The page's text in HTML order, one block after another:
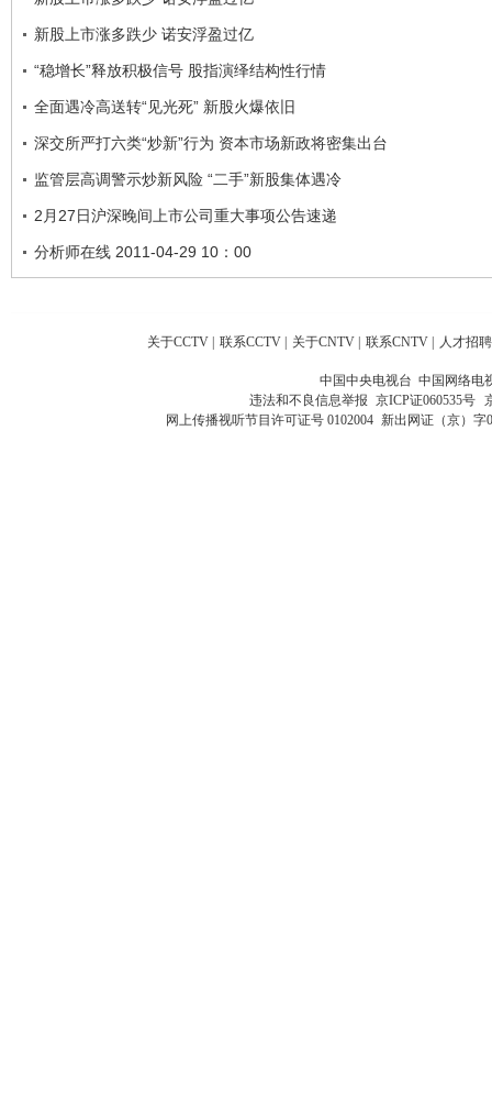
新股上市涨多跌少 诺安浮盈过亿
“稳增长”释放积极信号 股指演绎结构性行情
全面遇冷高送转“见光死” 新股火爆依旧
深交所严打六类“炒新”行为 资本市场新政将密集出台
监管层高调警示炒新风险 “二手”新股集体遇冷
2月27日沪深晚间上市公司重大事项公告速递
分析师在线 2011-04-29 10：00
关于CCTV | 联系CCTV | 关于CNTV | 联系CNTV | 人才招聘
中国中央电视台 中国网络电
违法和不良信息举报 京ICP证060535号
网上传播视听节目许可证号 0102004 新出网证（京）